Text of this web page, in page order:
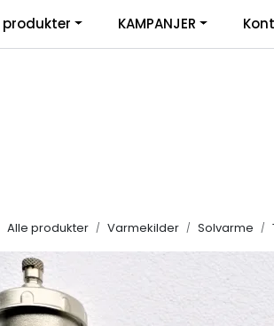
| Retur/transportskade &
produkter KAMPANJER
Alle produkter Varmekilder Solvarme